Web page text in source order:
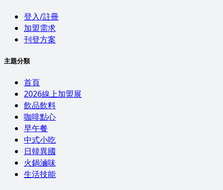
登入/註冊
加盟需求
刊登方案
主題分類
首頁
2026線上加盟展
飲品飲料
咖啡點心
早午餐
中式小吃
日韓異國
火鍋滷味
生活技能